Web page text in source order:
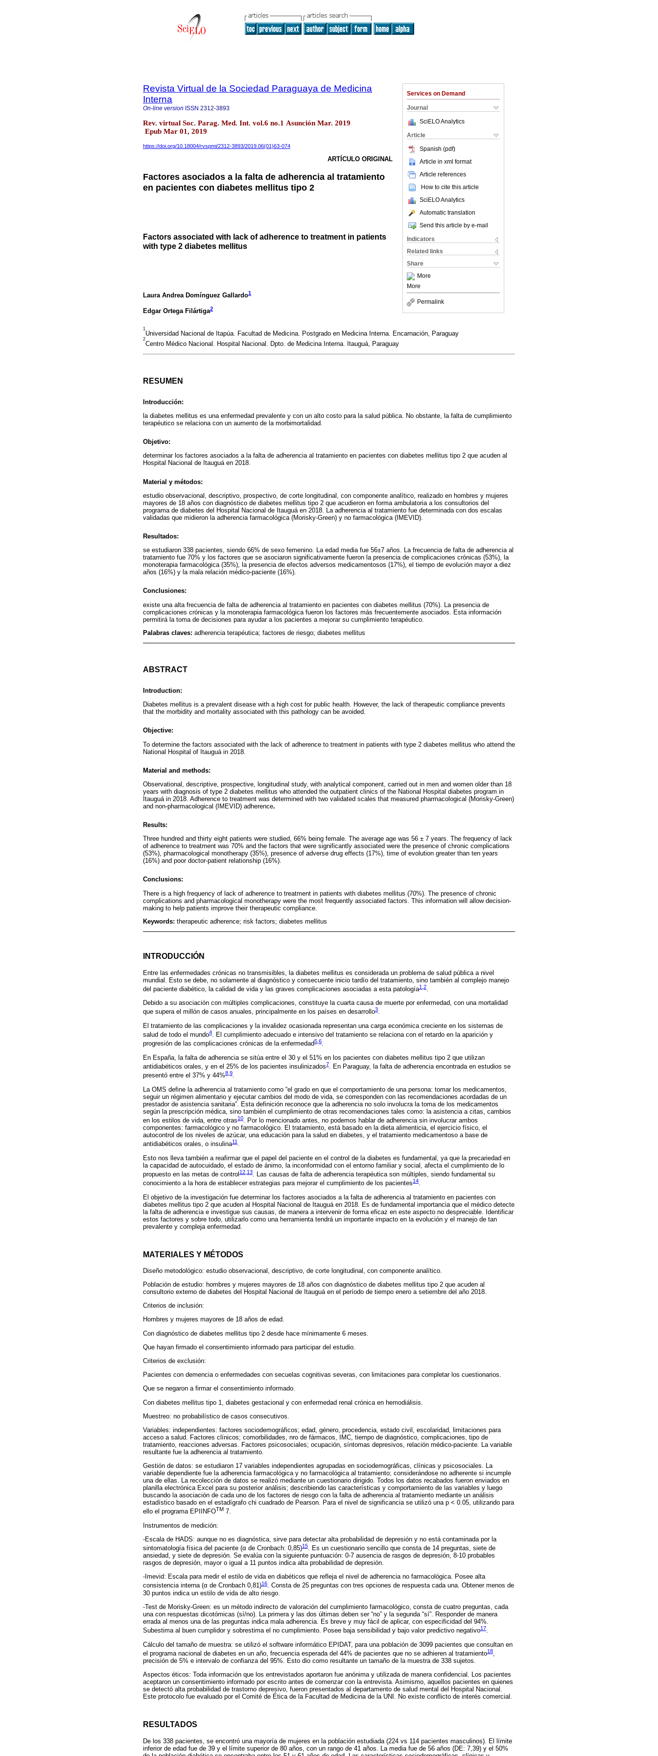
Services on Demand
Journal
SciELO Analytics
Article
Spanish (pdf)
Article in xml format
Article references
How to cite this article
SciELO Analytics
Automatic translation
Send this article by e-mail
Indicators
Related links
Share
More
More
Permalink
Revista Virtual de la Sociedad Paraguaya de Medicina
Interna
On-line version ISSN 2312-3893
Rev. virtual Soc. Parag. Med. Int. vol.6 no.1 Asunción Mar. 2019
Epub Mar 01, 2019
https://doi.org/10.18004/rvspmi/2312-3893/2019.06(01)63-074
ARTÍCULO ORIGINAL
Factores asociados a la falta de adherencia al tratamiento
en pacientes con diabetes mellitus tipo 2
Factors associated with lack of adherence to treatment in patients
with type 2 diabetes mellitus
Laura Andrea Domínguez Gallardo1
Edgar Ortega Filártiga2
1
Universidad Nacional de Itapúa. Facultad de Medicina. Postgrado en Medicina Interna. Encarnación, Paraguay
2
Centro Médico Nacional. Hospital Nacional. Dpto. de Medicina Interna. Itauguá, Paraguay
RESUMEN
Introducción:
la diabetes mellitus es una enfermedad prevalente y con un alto costo para la salud pública. No obstante, la falta de cumplimiento
terapéutico se relaciona con un aumento de la morbimortalidad.
Objetivo:
determinar los factores asociados a la falta de adherencia al tratamiento en pacientes con diabetes mellitus tipo 2 que acuden al
Hospital Nacional de Itauguá en 2018.
Material y métodos:
estudio observacional, descriptivo, prospectivo, de corte longitudinal, con componente analítico, realizado en hombres y mujeres
mayores de 18 años con diagnóstico de diabetes mellitus tipo 2 que acudieron en forma ambulatoria a los consultorios del
programa de diabetes del Hospital Nacional de Itauguá en 2018. La adherencia al tratamiento fue determinada con dos escalas
validadas que midieron la adherencia farmacológica (Morisky-Green) y no farmacológica (IMEVID).
Resultados:
se estudiaron 338 pacientes, siendo 66% de sexo femenino. La edad media fue 56±7 años. La frecuencia de falta de adherencia al
tratamiento fue 70% y los factores que se asociaron significativamente fueron la presencia de complicaciones crónicas (53%), la
monoterapia farmacológica (35%), la presencia de efectos adversos medicamentosos (17%), el tiempo de evolución mayor a diez
años (16%) y la mala relación médico-paciente (16%).
Conclusiones:
existe una alta frecuencia de falta de adherencia al tratamiento en pacientes con diabetes mellitus (70%). La presencia de
complicaciones crónicas y la monoterapia farmacológica fueron los factores más frecuentemente asociados. Esta información
permitirá la toma de decisiones para ayudar a los pacientes a mejorar su cumplimiento terapéutico.
Palabras claves: adherencia terapéutica; factores de riesgo; diabetes mellitus
ABSTRACT
Introduction:
Diabetes mellitus is a prevalent disease with a high cost for public health. However, the lack of therapeutic compliance prevents
that the morbidity and mortality associated with this pathology can be avoided.
Objective:
To determine the factors associated with the lack of adherence to treatment in patients with type 2 diabetes mellitus who attend the
National Hospital of Itauguá in 2018.
Material and methods:
Observational, descriptive, prospective, longitudinal study, with analytical component, carried out in men and women older than 18
years with diagnosis of type 2 diabetes mellitus who attended the outpatient clinics of the National Hospital diabetes program in
Itauguá in 2018. Adherence to treatment was determined with two validated scales that measured pharmacological (Morisky-Green)
and non-pharmacological (IMEVID) adherence.
Results:
Three hundred and thirty eight patients were studied, 66% being female. The average age was 56 ± 7 years. The frequency of lack
of adherence to treatment was 70% and the factors that were significantly associated were the presence of chronic complications
(53%), pharmacological monotherapy (35%), presence of adverse drug effects (17%), time of evolution greater than ten years
(16%) and poor doctor-patient relationship (16%).
Conclusions:
There is a high frequency of lack of adherence to treatment in patients with diabetes mellitus (70%). The presence of chronic
complications and pharmacological monotherapy were the most frequently associated factors. This information will allow decision-
making to help patients improve their therapeutic compliance.
Keywords: therapeutic adherence; risk factors; diabetes mellitus
INTRODUCCIÓN
Entre las enfermedades crónicas no transmisibles, la diabetes mellitus es considerada un problema de salud pública a nivel
mundial. Esto se debe, no solamente al diagnóstico y consecuente inicio tardío del tratamiento, sino también al complejo manejo
del paciente diabético, la calidad de vida y las graves complicaciones asociadas a esta patología1 2
Debido a su asociación con múltiples complicaciones, constituye la cuarta causa de muerte por enfermedad, con una mortalidad
que supera el millón de casos anuales, principalmente en los países en desarrollo3.
El tratamiento de las complicaciones y la invalidez ocasionada representan una carga económica creciente en los sistemas de
salud de todo el mundo4. El cumplimiento adecuado e intensivo del tratamiento se relaciona con el retardo en la aparición y
progresión de las complicaciones crónicas de la enfermedad5 6.
En España, la falta de adherencia se sitúa entre el 30 y el 51% en los pacientes con diabetes mellitus tipo 2 que utilizan
antidiabéticos orales, y en el 25% de los pacientes insulinizados7. En Paraguay, la falta de adherencia encontrada en estudios se
presentó entre el 37% y 44%8 9.
La OMS define la adherencia al tratamiento como “el grado en que el comportamiento de una persona: tomar los medicamentos,
seguir un régimen alimentario y ejecutar cambios del modo de vida, se corresponden con las recomendaciones acordadas de un
prestador de asistencia sanitaria”. Esta definición reconoce que la adherencia no solo involucra la toma de los medicamentos
según la prescripción médica, sino también el cumplimiento de otras recomendaciones tales como: la asistencia a citas, cambios
en los estilos de vida, entre otras10. Por lo mencionado antes, no podemos hablar de adherencia sin involucrar ambos
componentes: farmacológico y no farmacológico. El tratamiento, está basado en la dieta alimenticia, el ejercicio físico, el
autocontrol de los niveles de azúcar, una educación para la salud en diabetes, y el tratamiento medicamentoso a base de
antidiabéticos orales, o insulina11 .
Esto nos lleva también a reafirmar que el papel del paciente en el control de la diabetes es fundamental, ya que la precariedad en
la capacidad de autocuidado, el estado de ánimo, la inconformidad con el entorno familiar y social, afecta el cumplimiento de lo
propuesto en las metas de control 12 13
. Las causas de falta de adherencia terapéutica son múltiples, siendo fundamental su
conocimiento a la hora de establecer estrategias para mejorar el cumplimiento de los pacientes14.
El objetivo de la investigación fue determinar los factores asociados a la falta de adherencia al tratamiento en pacientes con
diabetes mellitus tipo 2 que acuden al Hospital Nacional de Itauguá en 2018. Es de fundamental importancia que el médico detecte
la falta de adherencia e investigue sus causas, de manera a intervenir de forma eficaz en este aspecto no despreciable. Identificar
estos factores y sobre todo, utilizarlo como una herramienta tendrá un importante impacto en la evolución y el manejo de tan
prevalente y compleja enfermedad.
MATERIALES Y MÉTODOS
Diseño metodológico: estudio observacional, descriptivo, de corte longitudinal, con componente analítico.
Población de estudio: hombres y mujeres mayores de 18 años con diagnóstico de diabetes mellitus tipo 2 que acuden al
consultorio externo de diabetes del Hospital Nacional de Itauguá en el período de tiempo enero a setiembre del año 2018.
Criterios de inclusión:
Hombres y mujeres mayores de 18 años de edad.
Con diagnóstico de diabetes mellitus tipo 2 desde hace mínimamente 6 meses.
Que hayan firmado el consentimiento informado para participar del estudio.
Criterios de exclusión:
Pacientes con demencia o enfermedades con secuelas cognitivas severas, con limitaciones para completar los cuestionarios.
Que se negaron a firmar el consentimiento informado.
Con diabetes mellitus tipo 1, diabetes gestacional y con enfermedad renal crónica en hemodiálisis.
Muestreo: no probabilístico de casos consecutivos.
Variables: independientes: factores sociodemográficos; edad, género, procedencia, estado civil, escolaridad, limitaciones para
acceso a salud. Factores clínicos; comorbilidades, nro de fármacos, IMC, tiempo de diagnóstico, complicaciones, tipo de
tratamiento, reacciones adversas. Factores psicosociales; ocupación, síntomas depresivos, relación médico-paciente. La variable
resultante fue la adherencia al tratamiento.
Gestión de datos: se estudiaron 17 variables independientes agrupadas en sociodemográficas, clínicas y psicosociales. La
variable dependiente fue la adherencia farmacológica y no farmacológica al tratamiento; considerándose no adherente si incumple
una de ellas. La recolección de datos se realizó mediante un cuestionario dirigido. Todos los datos recabados fueron enviados en
planilla electrónica Excel para su posterior análisis; describiendo las características y comportamiento de las variables y luego
buscando la asociación de cada uno de los factores de riesgo con la falta de adherencia al tratamiento mediante un análisis
estadístico basado en el estadígrafo chi cuadrado de Pearson. Para el nivel de significancia se utilizó una p < 0.05, utilizando para
ello el programa EPIINFOTM 7.
Instrumentos de medición:
-Escala de HADS: aunque no es diagnóstica, sirve para detectar alta probabilidad de depresión y no está contaminada por la
sintomatología física del paciente (α de Cronbach: 0,85)15. Es un cuestionario sencillo que consta de 14 preguntas, siete de
ansiedad, y siete de depresión. Se evalúa con la siguiente puntuación: 0-7 ausencia de rasgos de depresión, 8-10 probables
rasgos de depresión, mayor o igual a 11 puntos indica alta probabilidad de depresión.
-Imevid: Escala para medir el estilo de vida en diabéticos que refleja el nivel de adherencia no farmacológica. Posee alta
consistencia interna (α de Cronbach 0,81)16. Consta de 25 preguntas con tres opciones de respuesta cada una. Obtener menos de
30 puntos indica un estilo de vida de alto riesgo.
-Test de Morisky-Green: es un método indirecto de valoración del cumplimiento farmacológico, consta de cuatro preguntas, cada
una con respuestas dicotómicas (sí/no). La primera y las dos últimas deben ser “no” y la segunda “sí”. Responder de manera
errada al menos una de las preguntas indica mala adherencia. Es breve y muy fácil de aplicar, con especificidad del 94%.
Subestima al buen cumplidor y sobrestima el no cumplimiento. Posee baja sensibilidad y bajo valor predictivo negativo17.
Cálculo del tamaño de muestra: se utilizó el software informático EPIDAT, para una población de 3099 pacientes que consultan en
el programa nacional de diabetes en un año, frecuencia esperada del 44% de pacientes que no se adhieren al tratamiento18,
precisión de 5% e intervalo de confianza del 95%. Esto dio como resultante un tamaño de la muestra de 338 sujetos.
Aspectos éticos: Toda información que los entrevistados aportaron fue anónima y utilizada de manera confidencial. Los pacientes
aceptaron un consentimiento informado por escrito antes de comenzar con la entrevista. Asimismo, aquellos pacientes en quienes
se detectó alta probabilidad de trastorno depresivo, fueron presentados al departamento de salud mental del Hospital Nacional.
Este protocolo fue evaluado por el Comité de Ética de la Facultad de Medicina de la UNI. No existe conflicto de interés comercial.
RESULTADOS
De los 338 pacientes, se encontró una mayoría de mujeres en la población estudiada (224 vs 114 pacientes masculinos). El límite
inferior de edad fue de 39 y el límite superior de 80 años, con un rango de 41 años. La media fue de 56 años (DE: 7,39) y el 50%